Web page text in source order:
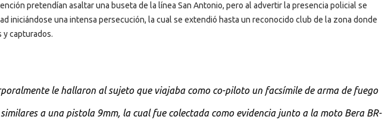
pretendían asaltar una buseta de la línea San Antonio, pero al advertir la presencia policial se
iniciándose una intensa persecución, la cual se extendió hasta un reconocido club de la zona donde
capturados.
le hallaron al sujeto que viajaba como co-piloto un facsímile de arma de fuego
a una pistola 9mm, la cual fue colectada como evidencia junto a la moto Bera BR-